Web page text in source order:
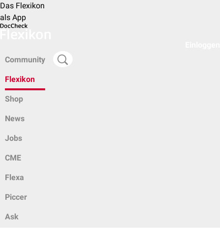
Das Flexikon
als App
Community
Flexikon
Shop
News
Jobs
CME
Flexa
Piccer
Ask